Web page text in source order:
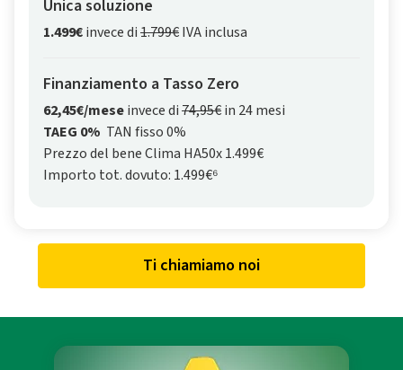
Unica soluzione
1.499€invece di1.799€IVA inclusa
Finanziamento a Tasso Zero
62,45€/meseinvece di74,95€in 24 mesi
TAEG 0% TAN fisso 0%
Prezzo del bene Clima HA50x 1.499€
Importo tot. dovuto: 1.499€⁶
Ti chiamiamo noi